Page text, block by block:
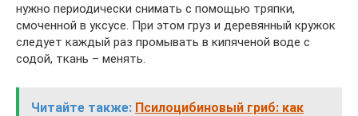
нужно периодически снимать с помощью тряпки,
смоченной в уксусе. При этом груз и деревянный кружок
следует каждый раз промывать в кипяченой воде с
содой, ткань – менять.
Читайте также: Псилоцибиновый гриб: как